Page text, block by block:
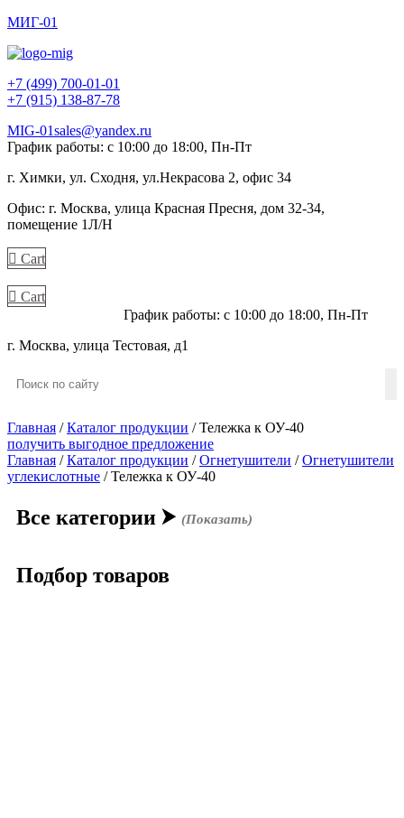
МИГ-01
+7 (499) 700-01-01
+7 (915) 138-87-78
MIG-01sales@yandex.ru
График работы: с 10:00 до 18:00, Пн-Пт
г. Химки, ул. Сходня, ул.Некрасова 2, офис 34
Офис: г. Москва, улица Красная Пресня, дом 32-34,
помещение 1Л/Н
Cart
Cart
График работы: с 10:00 до 18:00, Пн-Пт
г. Москва, улица Тестовая, д1
Главная /Каталог продукции /Тележка к ОУ-40
получить выгодное предложение
Главная /Каталог продукции /Огнетушители /Огнетушители
углекислотные / Тележка к ОУ-40
Все категории ⮞ (Показать)
Подбор товаров